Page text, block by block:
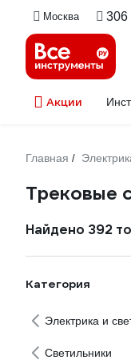
Москва 306
Акции
Главная /
Трековые
Найдено 392
Категория
Электрика и
Светильники